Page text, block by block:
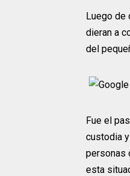
Luego de
dieran a
del
Fue el
custodia
personas
esta